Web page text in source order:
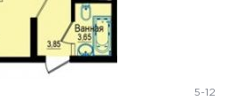
5-12
Отмена